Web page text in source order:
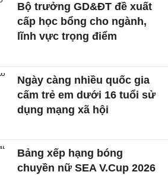
Bộ trưởng GD&ĐT đề xuất
cấp học bổng cho ngành,
lĩnh vực trọng điểm
Ngày càng nhiều quốc gia
cấm trẻ em dưới 16 tuổi sử
dụng mạng xã hội
Bảng xếp hạng bóng
chuyền nữ SEA V.Cup 2026